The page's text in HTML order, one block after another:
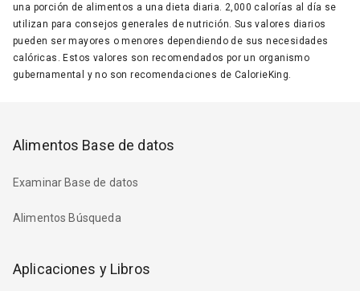
una porción de alimentos a una dieta diaria. 2,000 calorías al día se
utilizan para consejos generales de nutrición. Sus valores diarios
pueden ser mayores o menores dependiendo de sus necesidades
calóricas. Estos valores son recomendados por un organismo
gubernamental y no son recomendaciones de CalorieKing.
Alimentos Base de datos
Examinar Base de datos
Alimentos Búsqueda
Aplicaciones y Libros